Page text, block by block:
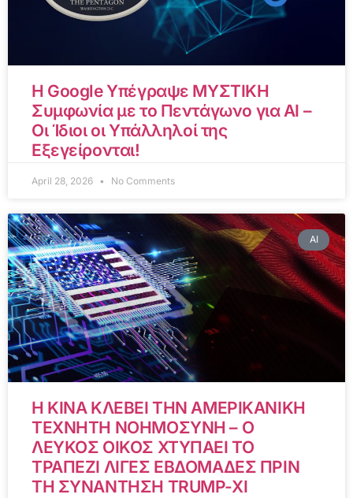
Η Google Υπέγραψε ΜΥΣΤΙΚΗ
Συμφωνία με το Πεντάγωνο για AI –
Οι Ίδιοι οι Υπάλληλοί της
Εξεγείρονται!
April 28, 2026 No Comments
AI
Η ΚΙΝΑ ΚΛΕΒΕΙ ΤΗΝ ΑΜΕΡΙΚΑΝΙΚΗ
ΤΕΧΝΗΤΗ ΝΟΗΜΟΣΥΝΗ – Ο
ΛΕΥΚΟΣ ΟΙΚΟΣ ΧΤΥΠΑΕΙ ΤΟ
ΤΡΑΠΕΖΙ ΛΙΓΕΣ ΕΒΔΟΜΑΔΕΣ ΠΡΙΝ
ΤΗ ΣΥΝΑΝΤΗΣΗ TRUMP-XI